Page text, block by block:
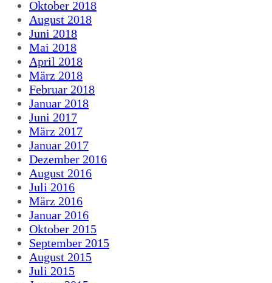
Oktober 2018
August 2018
Juni 2018
Mai 2018
April 2018
März 2018
Februar 2018
Januar 2018
Juni 2017
März 2017
Januar 2017
Dezember 2016
August 2016
Juli 2016
März 2016
Januar 2016
Oktober 2015
September 2015
August 2015
Juli 2015